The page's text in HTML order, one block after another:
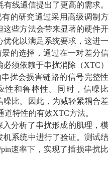
线通信提出了更高的需求。
的研究通过采用高级调制方
些方法会带来显著的硬件开
化以满足系统要求，这进一
的选择，通过在一对差分信
须依赖于串扰消除（XTC）
扰会损害链路的信号完整性
性和鲁棒性。同时，信噪比
噪比。因此，为减轻紧耦合差
特性的有效XTC方法。
分析了串扰形成的肌理，模
系统中进行了验证。测试结
速率下，实现了插损串扰比